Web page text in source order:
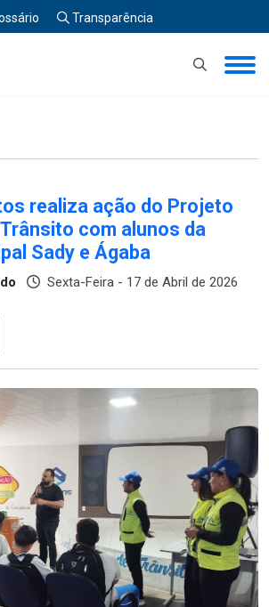
Transparência
realiza ação do Projeto
com alunos da
Sady e Ágaba
Sexta-Feira - 17 de Abril de 2026